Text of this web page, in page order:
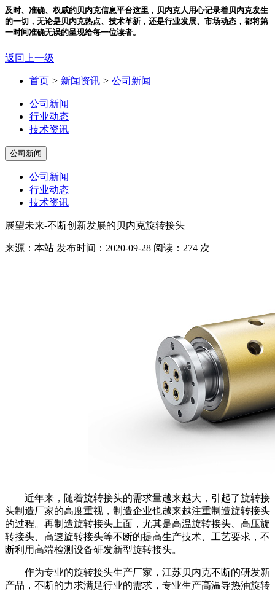
及时、准确、权威的贝内克信息平台这里，贝内克人用心记录着贝内克发生
的一切，无论是贝内克热点、技术革新，还是行业发展、市场动态，都将第
一时间准确无误的呈现给每一位读者。
返回上一级
首页 > 新闻资讯 > 公司新闻
公司新闻
行业动态
技术资讯
公司新闻
公司新闻
行业动态
技术资讯
展望未来-不断创新发展的贝内克旋转接头
来源：本站 发布时间：2020-09-28 阅读：274 次
近年来，随着旋转接头的需求量越来越大，引起了旋转接
头制造厂家的高度重视，制造企业也越来越注重制造旋转接头
的过程。再制造旋转接头上面，尤其是高温旋转接头、高压旋
转接头、高速旋转接头等不断的提高生产技术、工艺要求，不
断利用高端检测设备研发新型旋转接头。
作为专业的旋转接头生产厂家，江苏贝内克不断的研发新
产品，不断的力求满足行业的需求，专业生产高温导热油旋转